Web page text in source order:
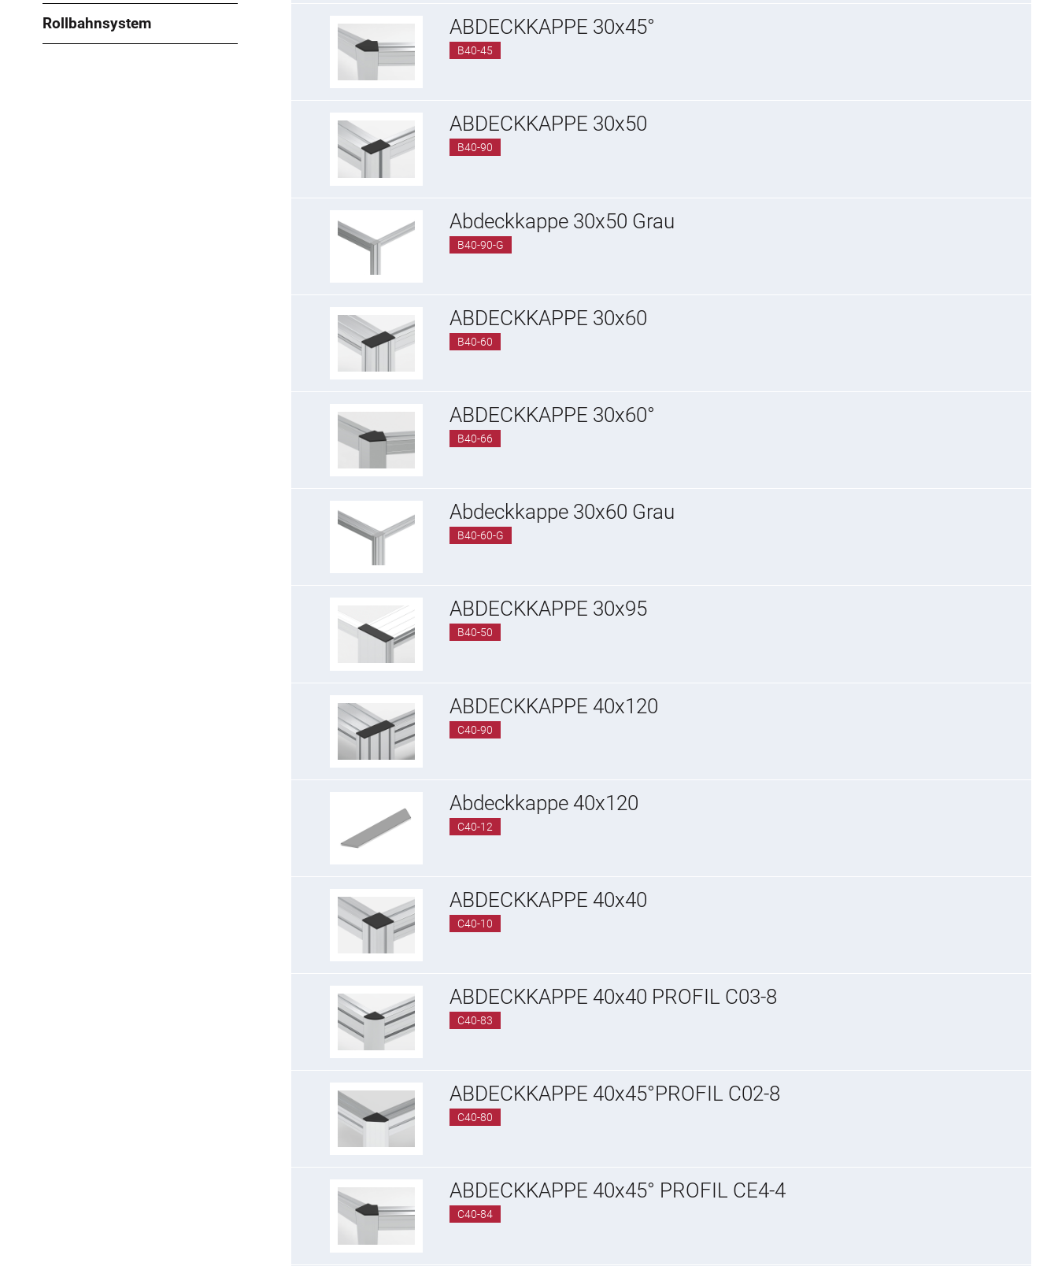
Rollbahnsystem ABDECKKAPPE 30x45°
B40-45
ABDECKKAPPE 30x50
B40-90
Abdeckkappe 30x50 Grau
B40-90-G
ABDECKKAPPE 30x60
B40-60
ABDECKKAPPE 30x60°
B40-66
Abdeckkappe 30x60 Grau
B40-60-G
ABDECKKAPPE 30x95
B40-50
ABDECKKAPPE 40x120
C40-90
Abdeckkappe 40x120
C40-12
ABDECKKAPPE 40x40
C40-10
ABDECKKAPPE 40x40 PROFIL C03-8
C40-83
ABDECKKAPPE 40x45°PROFIL C02-8
C40-80
ABDECKKAPPE 40x45° PROFIL CE4-4
C40-84